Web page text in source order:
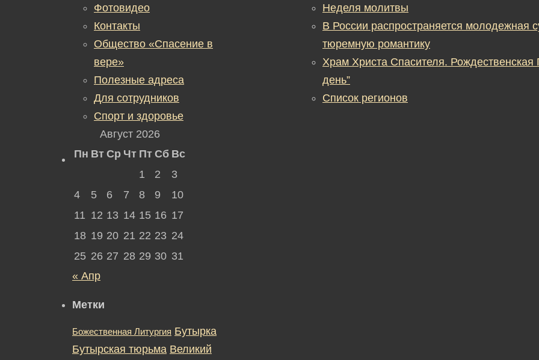
Неделя молитвы
В России распространяется молодежная
тюремную романтику
Храм Христа Спасителя.
день”
Список регионов
Фотовидео
Контакты
Общество «Спасение в
вере»
Полезные адреса
Для сотрудников
Спорт и здоровье
Август 2026
Пн Вт Ср Чт Пт Сб Вс
1
2
3
4
5 6 7 8 9
10
11 12 13 14 15 16 17
18 19 20 21 22 23 24
25 26 27 28 29 30 31
« Апр
Метки
Божественная Литургия Бутырка
Бутырская тюрьма Великий